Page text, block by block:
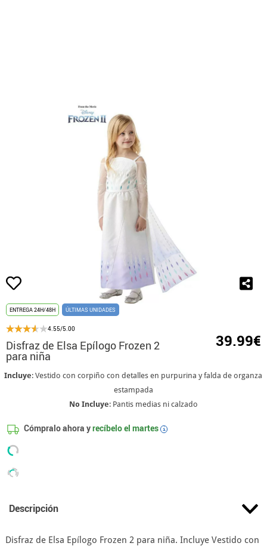
ENTREGA 24H/48H ÚLTIMAS UNIDADES
4.55/5.00
Disfraz de Elsa Epílogo Frozen 2
para niña
39.99€
Incluye: Vestido con corpiño con detalles en purpurina y falda de organza
estampada
No Incluye: Pantis medias ni calzado
Cómpralo ahora yrecíbelo el martes i
Descripción
Disfraz de Elsa Epílogo Frozen 2 para niña. Incluye Vestido con